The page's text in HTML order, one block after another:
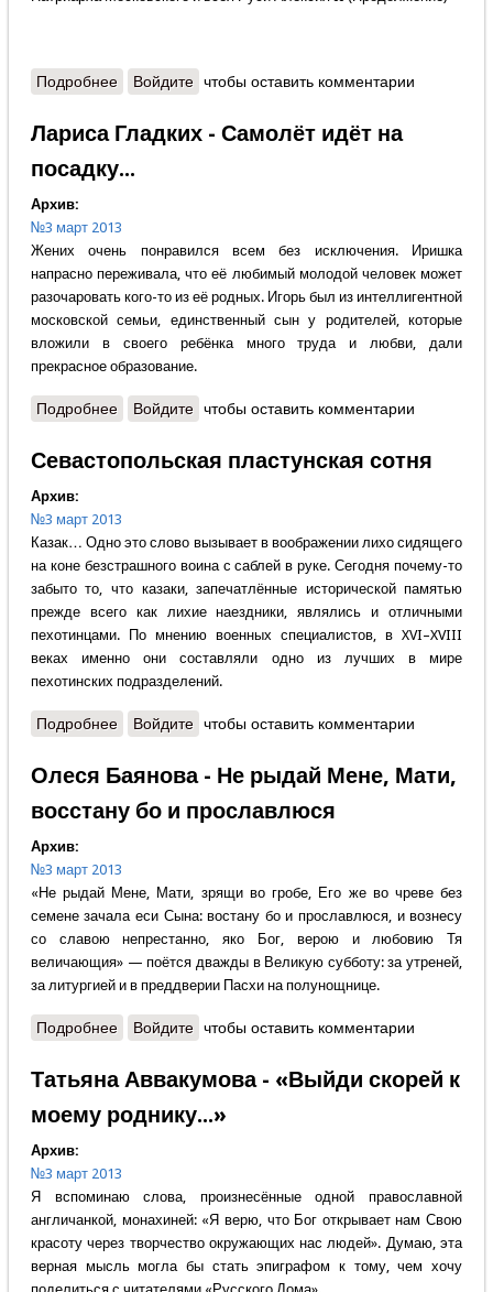
Подробнеео Александр Сегень - Предстоятель. Начало
Войдите чтобы оставить комментарии
Лариса Гладких - Самолёт идёт на
посадку...
Архив:
№3 март 2013
Жених очень понравился всем без исключения. Иришка
напрасно переживала, что её любимый молодой человек может
разочаровать кого-то из её родных. Игорь был из интеллигентной
московской семьи, единственный сын у родителей, которые
вложили в своего ребёнка много труда и любви, дали
прекрасное образование.
Подробнеео Лариса Гладких - Самолёт идёт на посадку...
Войдите чтобы оставить комментарии
Севастопольская пластунская сотня
Архив:
№3 март 2013
Казак… Одно это слово вызывает в воображении лихо сидящего
на коне безстрашного воина с саблей в руке. Сегодня почему-то
забыто то, что казаки, запечатлённые исторической памятью
прежде всего как лихие наездники, являлись и отличными
пехотинцами. По мнению военных специалистов, в XVI–XVIII
веках именно они составляли одно из лучших в мире
пехотинских подразделений.
Подробнеео Севастопольская пластунская сотня
Войдите чтобы оставить комментарии
Олеся Баянова - Не рыдай Мене, Мати,
восстану бо и прославлюся
Архив:
№3 март 2013
«Не рыдай Мене, Мати, зрящи во гробе, Его же во чреве без
семене зачала еси Сына: востану бо и прославлюся, и вознесу
со славою непрестанно, яко Бог, верою и любовию Тя
величающия» — поётся дважды в Великую субботу: за утреней,
за литургией и в преддверии Пасхи на полунощнице.
Подробнеео Олеся Баянова - Не рыдай Мене, Мати, восстану
Войдите чтобы оставить комментарии
Татьяна Аввакумова - «Выйди скорей к
моему роднику...»
Архив:
№3 март 2013
Я вспоминаю слова, произнесённые одной православной
англичанкой, монахиней: «Я верю, что Бог открывает нам Свою
красоту через творчество окружающих нас людей». Думаю, эта
верная мысль могла бы стать эпиграфом к тому, чем хочу